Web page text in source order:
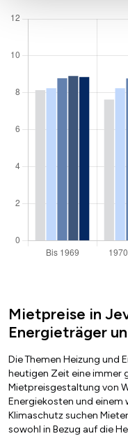
Mietpreise in
Energieträger
Die Themen Heizung und
heutigen Zeit eine immer
Mietpreisgestaltung von
Energiekosten und einem
Klimaschutz suchen
sowohl in Bezug auf die